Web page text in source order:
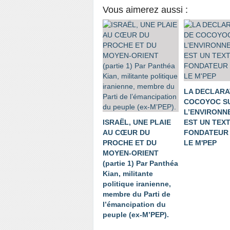
Vous aimerez aussi :
ISRAËL, UNE PLAIE
AU CŒUR DU
PROCHE ET DU
MOYEN-ORIENT
(partie 1) Par Panthéa
Kian, militante
politique iranienne,
membre du Parti de
l’émancipation du
peuple (ex-M’PEP).
LA
COCOYOC
EST UN
LE M'PEP